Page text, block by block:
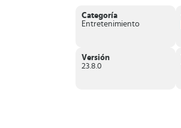
con acceso ilimitado.
Categoría
Entretenimiento
Versión
23.8.0